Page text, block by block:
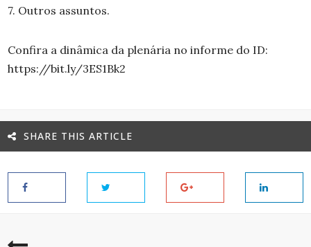
7. Outros assuntos.
Confira a dinâmica da plenária no informe do ID:
https://bit.ly/3ES1Bk2
SHARE THIS ARTICLE